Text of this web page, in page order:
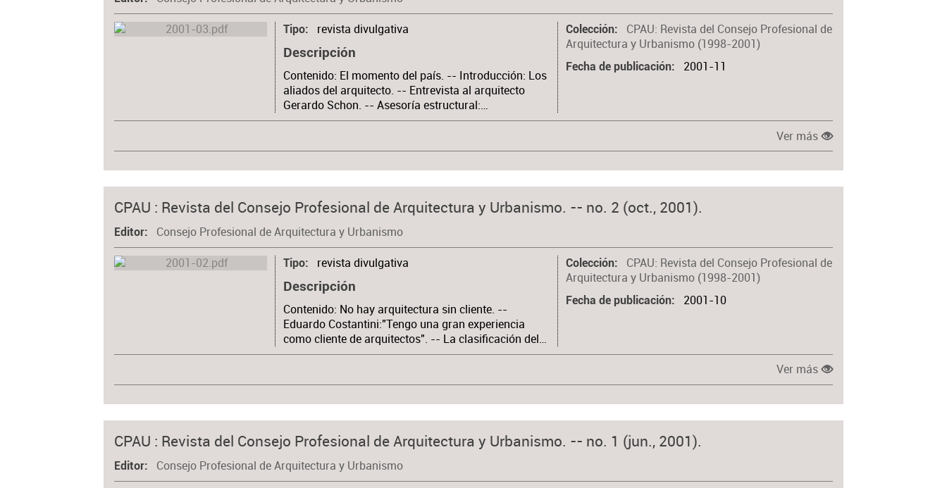
Tipo revista divulgativa
Descripción
Contenido: El momento del país. -- Introducción: Los
aliados del arquitecto. -- Entrevista al arquitecto
Gerardo Schon. -- Asesoría estructural:…
Colección
CPAU: Revista del Consejo Profesional de
Arquitectura y Urbanismo (1998-2001)
Fecha de publicación 2001-11
Ver más
CPAU : Revista del Consejo Profesional de Arquitectura y Urbanismo. -- no. 2 (oct., 2001).
Editor Consejo Profesional de Arquitectura y Urbanismo
Tipo revista divulgativa
Descripción
Contenido: No hay arquitectura sin cliente. --
Eduardo Costantini:"Tengo una gran experiencia
como cliente de arquitectos". -- La clasificación del…
Colección
CPAU: Revista del Consejo Profesional de
Arquitectura y Urbanismo (1998-2001)
Fecha de publicación 2001-10
Ver más
CPAU : Revista del Consejo Profesional de Arquitectura y Urbanismo. -- no. 1 (jun., 2001).
Editor Consejo Profesional de Arquitectura y Urbanismo